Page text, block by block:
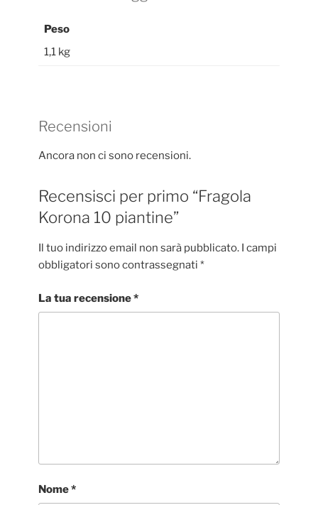
Peso
1,1 kg
Recensioni
Ancora non ci sono recensioni.
Recensisci per primo “Fragola
Korona 10 piantine”
Il tuo indirizzo email non sarà pubblicato. I campi
obbligatori sono contrassegnati *
La tua recensione*
Nome*